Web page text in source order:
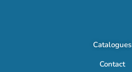
Catalogues
Contact